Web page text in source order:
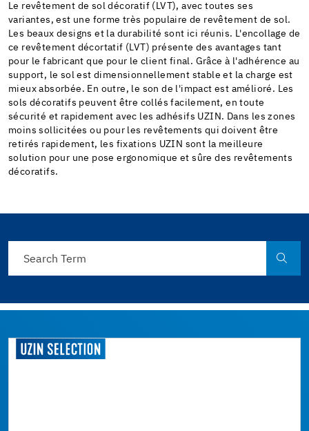
Le revêtement de sol décoratif (LVT), avec toutes ses
variantes, est une forme très populaire de revêtement de sol.
Les beaux designs et la durabilité sont ici réunis. L'encollage de
ce revêtement décortatif (LVT) présente des avantages tant
pour le fabricant que pour le client final. Grâce à l'adhérence au
support, le sol est dimensionnellement stable et la charge est
mieux absorbée. En outre, le son de l'impact est amélioré. Les
sols décoratifs peuvent être collés facilement, en toute
sécurité et rapidement avec les adhésifs UZIN. Dans les zones
moins sollicitées ou pour les revêtements qui doivent être
retirés rapidement, les fixations UZIN sont la meilleure
solution pour une pose ergonomique et sûre des revêtements
décoratifs.